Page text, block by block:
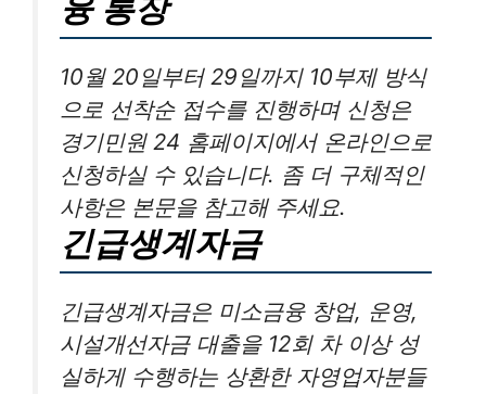
융 통장
10월 20일부터 29일까지 10부제 방식
으로 선착순 접수를 진행하며 신청은
경기민원 24 홈페이지에서 온라인으로
신청하실 수 있습니다. 좀 더 구체적인
사항은 본문을 참고해 주세요.
긴급생계자금
긴급생계자금은 미소금융 창업, 운영,
시설개선자금 대출을 12회 차 이상 성
실하게 수행하는 상환한 자영업자분들